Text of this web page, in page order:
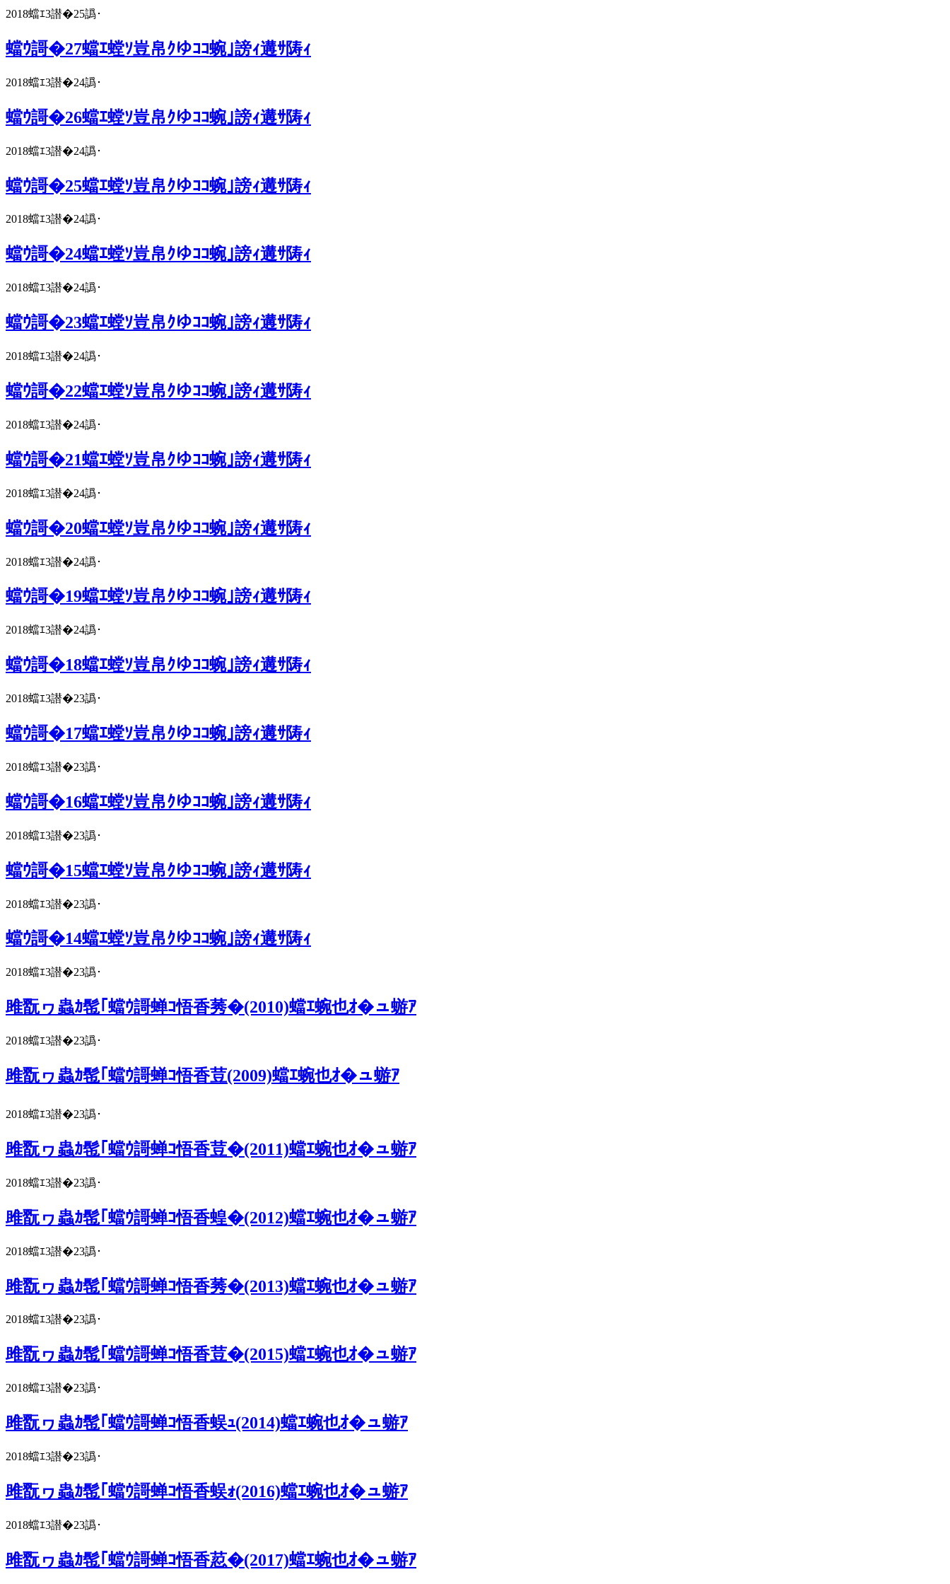
2018蟷ｴ3譛�25譌･
蟷ｳ謌�27蟷ｴ螳ｿ豈帛ｸゆｺｺ蜿｣謗ｨ遘ｻ陦ｨ
2018蟷ｴ3譛�24譌･
蟷ｳ謌�26蟷ｴ螳ｿ豈帛ｸゆｺｺ蜿｣謗ｨ遘ｻ陦ｨ
2018蟷ｴ3譛�24譌･
蟷ｳ謌�25蟷ｴ螳ｿ豈帛ｸゆｺｺ蜿｣謗ｨ遘ｻ陦ｨ
2018蟷ｴ3譛�24譌･
蟷ｳ謌�24蟷ｴ螳ｿ豈帛ｸゆｺｺ蜿｣謗ｨ遘ｻ陦ｨ
2018蟷ｴ3譛�24譌･
蟷ｳ謌�23蟷ｴ螳ｿ豈帛ｸゆｺｺ蜿｣謗ｨ遘ｻ陦ｨ
2018蟷ｴ3譛�24譌･
蟷ｳ謌�22蟷ｴ螳ｿ豈帛ｸゆｺｺ蜿｣謗ｨ遘ｻ陦ｨ
2018蟷ｴ3譛�24譌･
蟷ｳ謌�21蟷ｴ螳ｿ豈帛ｸゆｺｺ蜿｣謗ｨ遘ｻ陦ｨ
2018蟷ｴ3譛�24譌･
蟷ｳ謌�20蟷ｴ螳ｿ豈帛ｸゆｺｺ蜿｣謗ｨ遘ｻ陦ｨ
2018蟷ｴ3譛�24譌･
蟷ｳ謌�19蟷ｴ螳ｿ豈帛ｸゆｺｺ蜿｣謗ｨ遘ｻ陦ｨ
2018蟷ｴ3譛�24譌･
蟷ｳ謌�18蟷ｴ螳ｿ豈帛ｸゆｺｺ蜿｣謗ｨ遘ｻ陦ｨ
2018蟷ｴ3譛�23譌･
蟷ｳ謌�17蟷ｴ螳ｿ豈帛ｸゆｺｺ蜿｣謗ｨ遘ｻ陦ｨ
2018蟷ｴ3譛�23譌･
蟷ｳ謌�16蟷ｴ螳ｿ豈帛ｸゆｺｺ蜿｣謗ｨ遘ｻ陦ｨ
2018蟷ｴ3譛�23譌･
蟷ｳ謌�15蟷ｴ螳ｿ豈帛ｸゆｺｺ蜿｣謗ｨ遘ｻ陦ｨ
2018蟷ｴ3譛�23譌･
蟷ｳ謌�14蟷ｴ螳ｿ豈帛ｸゆｺｺ蜿｣謗ｨ遘ｻ陦ｨ
2018蟷ｴ3譛�23譌･
雎翫ヮ蟲ｶ髢｢蟷ｳ謌蝉ｺ悟香莠�(2010)蟷ｴ蜿也ｵ�ュ蝣ｱ
2018蟷ｴ3譛�23譌･
雎翫ヮ蟲ｶ髢｢蟷ｳ謌蝉ｺ悟香荳(2009)蟷ｴ蜿也ｵ�ュ蝣ｱ
2018蟷ｴ3譛�23譌･
雎翫ヮ蟲ｶ髢｢蟷ｳ謌蝉ｺ悟香荳�(2011)蟷ｴ蜿也ｵ�ュ蝣ｱ
2018蟷ｴ3譛�23譌･
雎翫ヮ蟲ｶ髢｢蟷ｳ謌蝉ｺ悟香蝗�(2012)蟷ｴ蜿也ｵ�ュ蝣ｱ
2018蟷ｴ3譛�23譌･
雎翫ヮ蟲ｶ髢｢蟷ｳ謌蝉ｺ悟香莠�(2013)蟷ｴ蜿也ｵ�ュ蝣ｱ
2018蟷ｴ3譛�23譌･
雎翫ヮ蟲ｶ髢｢蟷ｳ謌蝉ｺ悟香荳�(2015)蟷ｴ蜿也ｵ�ュ蝣ｱ
2018蟷ｴ3譛�23譌･
雎翫ヮ蟲ｶ髢｢蟷ｳ謌蝉ｺ悟香蜈ｭ(2014)蟷ｴ蜿也ｵ�ュ蝣ｱ
2018蟷ｴ3譛�23譌･
雎翫ヮ蟲ｶ髢｢蟷ｳ謌蝉ｺ悟香蜈ｫ(2016)蟷ｴ蜿也ｵ�ュ蝣ｱ
2018蟷ｴ3譛�23譌･
雎翫ヮ蟲ｶ髢｢蟷ｳ謌蝉ｺ悟香荵�(2017)蟷ｴ蜿也ｵ�ュ蝣ｱ